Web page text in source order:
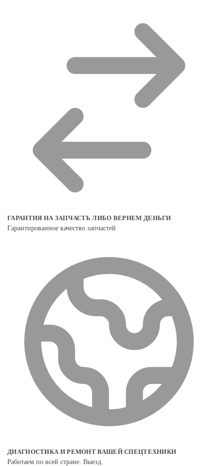
ГАРАНТИЯ НА ЗАПЧАСТЬ ЛИБО ВЕРНЕМ ДЕНЬГИ
Гарантированное качество запчастей
ДИАГНОСТИКА И РЕМОНТ ВАШЕЙ СПЕЦТЕХНИКИ
Работаем по всей стране. Выезд.